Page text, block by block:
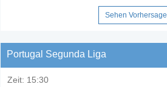
Sehen Vorhersage
Portugal Segunda Liga
Zeit: 15:30